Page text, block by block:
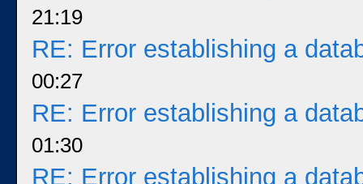
21:19
RE: Error establishing a
00:27
RE: Error establishing a
01:30
RE: Error establishing a